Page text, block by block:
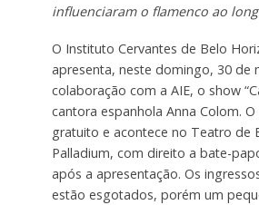
influenciaram o flamenco ao
O Instituto Cervantes de Belo
apresenta, neste domingo, 30 de
colaboração com a AIE, o show
cantora espanhola Anna Colom.
gratuito e acontece no Teatro de
Palladium, com direito a bate-
após a apresentação. Os
estão esgotados, porém um